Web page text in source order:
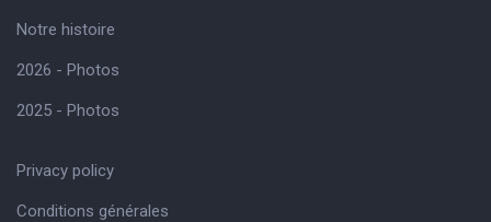
Notre histoire
2026 - Photos
2025 - Photos
Privacy policy
Conditions générales